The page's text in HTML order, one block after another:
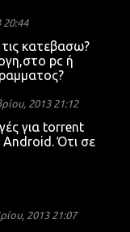
20:44
κατεβασω?
pc ή
2013 21:12
για torrent
Android. Ότι σε
2013 21:07